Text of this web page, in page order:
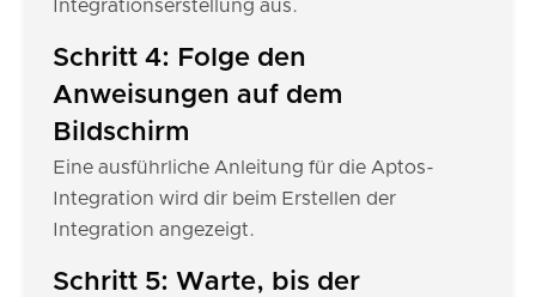
Integrationserstellung aus.
Schritt 4: Folge den
Anweisungen auf dem
Bildschirm
Eine ausführliche Anleitung für die Aptos-
Integration wird dir beim Erstellen der
Integration angezeigt.
Schritt 5: Warte, bis der